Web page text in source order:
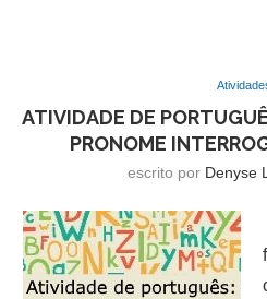
ATIVIDADE DE
PRONOME
escrito por Denyse